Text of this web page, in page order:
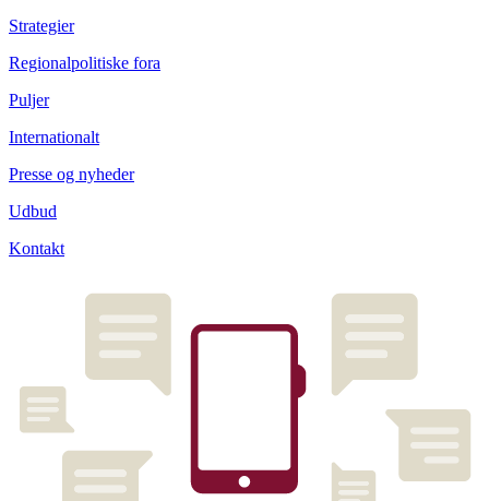
Strategier
Regionalpolitiske fora
Puljer
Internationalt
Presse og nyheder
Udbud
Kontakt